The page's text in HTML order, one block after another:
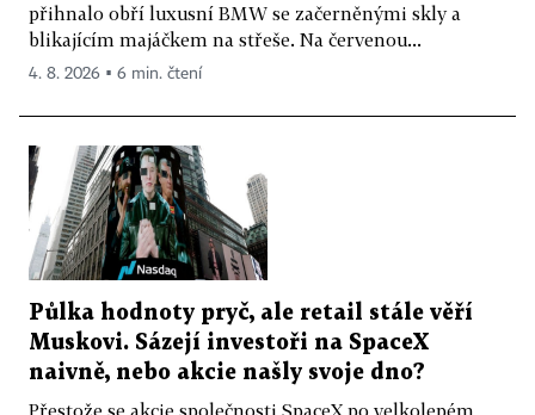
přihnalo obří luxusní BMW se začerněnými skly a
blikajícím majáčkem na střeše. Na červenou...
4. 8. 2026 ▪ 6 min. čtení
Půlka hodnoty pryč, ale retail stále věří
Muskovi. Sázejí investoři na SpaceX
naivně, nebo akcie našly svoje dno?
Přestože se akcie společnosti SpaceX po velkolepém